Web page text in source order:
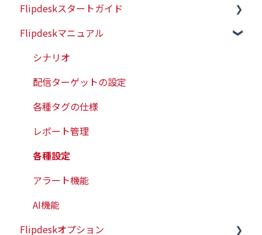
Flipdeskスタートガイド
初めての方はこちら
初期設定（タグ設置）
Flipdeskマニュアル
シナリオ
配信ターゲットの設定
各種タグの仕様
レポート管理
各種設定
アラート機能
AI機能
Flipdeskオプション